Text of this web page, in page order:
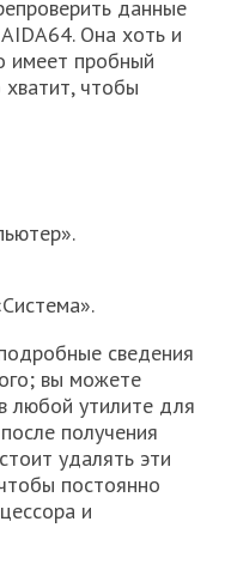
данные
Она хоть и
имеет пробный
чтобы
сведения
вы можете
любой утилите для
получения
удалять эти
постоянно
и